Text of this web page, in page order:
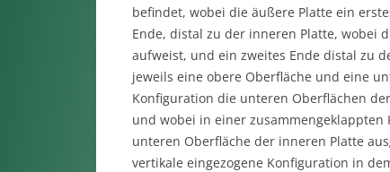
befindet, wobei die äußere Platte ein
Ende, distal zu der inneren Platte, wobei
aufweist, und ein zweites Ende distal zu
jeweils eine obere Oberfläche und eine
Konfiguration die unteren Oberflächen
und wobei in einer
unteren Oberfläche der inneren Platte
vertikale eingezogene Konfiguration in